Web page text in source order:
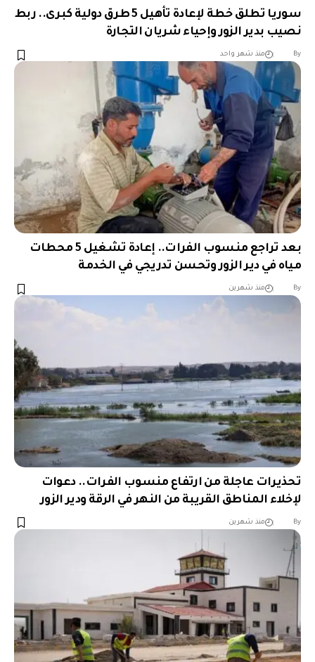
سوريا تطلق خطة لإعادة تأهيل 5 طرق دولية كبرى.. ربط
نصيب بدير الزور وإحياء شريان التجارة
By منذ شهر واحد
بعد تراجع منسوب الفرات.. إعادة تشغيل 5 محطات
مياه في دير الزور وتحسن تدريجي في الخدمة
By منذ شهرين
تحذيرات عاجلة من ارتفاع منسوب الفرات.. دعوات
لإخلاء المناطق القريبة من النهر في الرقة ودير الزور
By منذ شهرين